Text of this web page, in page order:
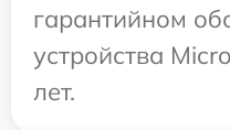
гарантийном
устройства
лет.